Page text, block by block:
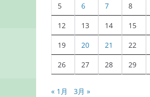
5 6 7 8
12 13 14 15
19 20 21 22
26 27 28 29
« 1月 3月 »